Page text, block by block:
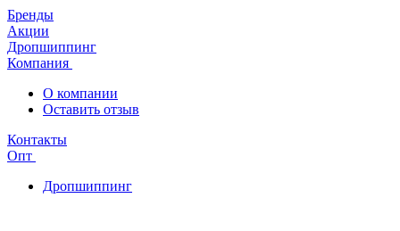
Бренды
Акции
Дропшиппинг
Компания
О компании
Оставить отзыв
Контакты
Опт
Дропшиппинг